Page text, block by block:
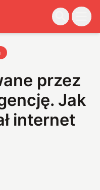
przez
Jak
internet